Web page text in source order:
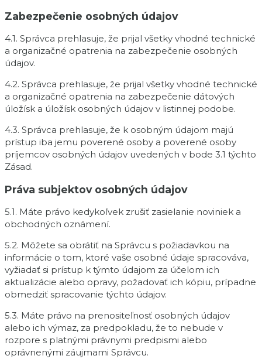
Zabezpečenie osobných údajov
4.1. Správca prehlasuje, že prijal všetky vhodné technické
a organizačné opatrenia na zabezpečenie osobných
údajov.
4.2. Správca prehlasuje, že prijal všetky vhodné technické
a organizačné opatrenia na zabezpečenie dátových
úložísk a úložísk osobných údajov v listinnej podobe.
4.3. Správca prehlasuje, že k osobným údajom majú
prístup iba jemu poverené osoby a poverené osoby
príjemcov osobných údajov uvedených v bode 3.1 týchto
Zásad.
Práva subjektov osobných údajov
5.1. Máte právo kedykoľvek zrušiť zasielanie noviniek a
obchodných oznámení.
5.2. Môžete sa obrátiť na Správcu s požiadavkou na
informácie o tom, ktoré vaše osobné údaje spracováva,
vyžiadať si prístup k týmto údajom za účelom ich
aktualizácie alebo opravy, požadovať ich kópiu, prípadne
obmedziť spracovanie týchto údajov.
5.3. Máte právo na prenositeľnosť osobných údajov
alebo ich výmaz, za predpokladu, že to nebude v
rozpore s platnými právnymi predpismi alebo
oprávnenými záujmami Správcu.